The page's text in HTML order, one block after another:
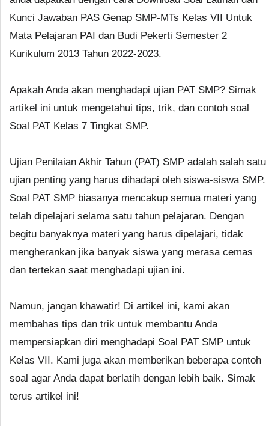
Kunci Jawaban PAS Genap SMP-MTs Kelas VII Untuk
Mata Pelajaran PAI dan Budi Pekerti Semester 2
Kurikulum 2013 Tahun 2022-2023.
Apakah Anda akan menghadapi ujian PAT SMP? Simak
artikel ini untuk mengetahui tips, trik, dan contoh soal
Soal PAT Kelas 7 Tingkat SMP.
Ujian Penilaian Akhir Tahun (PAT) SMP adalah salah satu
ujian penting yang harus dihadapi oleh siswa-siswa SMP.
Soal PAT SMP biasanya mencakup semua materi yang
telah dipelajari selama satu tahun pelajaran. Dengan
begitu banyaknya materi yang harus dipelajari, tidak
mengherankan jika banyak siswa yang merasa cemas
dan tertekan saat menghadapi ujian ini.
Namun, jangan khawatir! Di artikel ini, kami akan
membahas tips dan trik untuk membantu Anda
mempersiapkan diri menghadapi Soal PAT SMP untuk
Kelas VII. Kami juga akan memberikan beberapa contoh
soal agar Anda dapat berlatih dengan lebih baik. Simak
terus artikel ini!